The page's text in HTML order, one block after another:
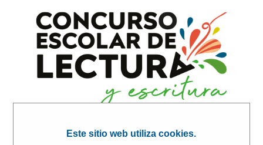
INICIO|PARTICIPA|PREMIOS
Este sitio web utiliza cookies.